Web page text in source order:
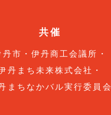
共催
丹市・伊丹商工会議所・
丹まち未来株式会社・
まちなかバル実行委員会